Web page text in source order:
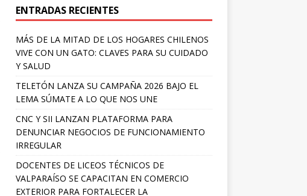
ENTRADAS RECIENTES
MÁS DE LA MITAD DE LOS HOGARES CHILENOS
VIVE CON UN GATO: CLAVES PARA SU CUIDADO
Y SALUD
TELETÓN LANZA SU CAMPAÑA 2026 BAJO EL
LEMA SÚMATE A LO QUE NOS UNE
CNC Y SII LANZAN PLATAFORMA PARA
DENUNCIAR NEGOCIOS DE FUNCIONAMIENTO
IRREGULAR
DOCENTES DE LICEOS TÉCNICOS DE
VALPARAÍSO SE CAPACITAN EN COMERCIO
EXTERIOR PARA FORTALECER LA